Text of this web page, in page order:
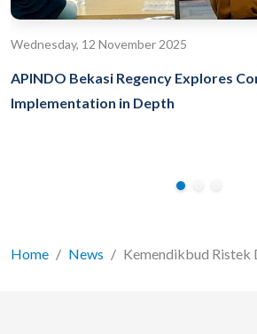
Wednesday, 12 November 2025
APINDO Bekasi Regency Explores
Implementation in Depth
Home News Kemendikbud Ristek